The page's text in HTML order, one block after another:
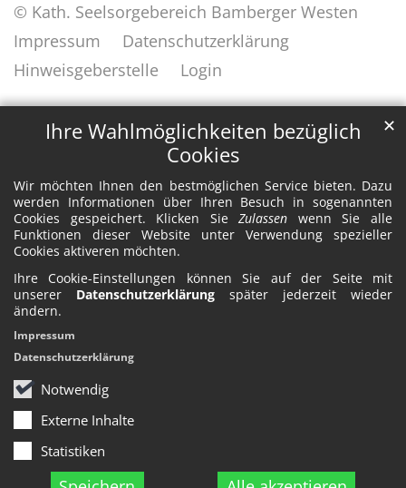
Ihre Wahlmöglichkeiten bezüglich
Cookies
Wir möchten Ihnen den bestmöglichen Service bieten. Dazu
werden Informationen über Ihren Besuch in sogenannten
Cookies gespeichert. Klicken SieZulassen wenn Sie alle
Funktionen dieser Website unter Verwendung spezieller
Cookies aktiveren möchten.
Ihre Cookie-Einstellungen können Sie auf der Seite mit
unserer Datenschutzerklärung später jederzeit wieder
ändern.
Notwendig
Externe Inhalte
Statistiken
✕
Impressum
Datenschutzerklärung
© Kath. Seelsorgebereich Bamberger Westen
Impressum
Datenschutzerklärung
Hinweisgeberstelle
Login